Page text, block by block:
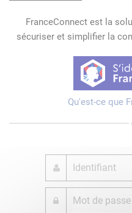
FranceConnect est la
sécuriser et simplifier la
Qu'est-ce que